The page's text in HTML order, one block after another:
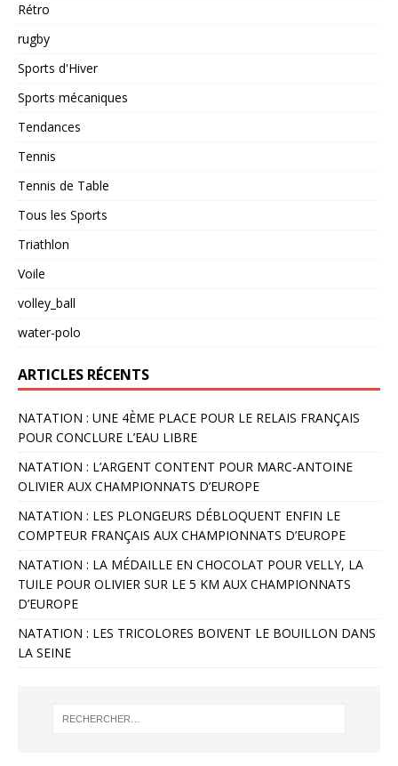
Rétro
rugby
Sports d'Hiver
Sports mécaniques
Tendances
Tennis
Tennis de Table
Tous les Sports
Triathlon
Voile
volley_ball
water-polo
ARTICLES RÉCENTS
NATATION : UNE 4ÈME PLACE POUR LE RELAIS FRANÇAIS
POUR CONCLURE L’EAU LIBRE
NATATION : L’ARGENT CONTENT POUR MARC-ANTOINE
OLIVIER AUX CHAMPIONNATS D’EUROPE
NATATION : LES PLONGEURS DÉBLOQUENT ENFIN LE
COMPTEUR FRANÇAIS AUX CHAMPIONNATS D’EUROPE
NATATION : LA MÉDAILLE EN CHOCOLAT POUR VELLY, LA
TUILE POUR OLIVIER SUR LE 5 KM AUX CHAMPIONNATS
D’EUROPE
NATATION : LES TRICOLORES BOIVENT LE BOUILLON DANS
LA SEINE